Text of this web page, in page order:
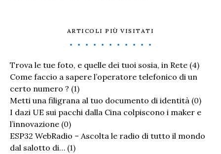
ARTICOLI PIÙ VISITATI
Trova le tue foto, e quelle dei tuoi sosia, in Rete (4)
Come faccio a sapere l’operatore telefonico di un
certo numero ? (1)
Metti una filigrana al tuo documento di identità (0)
I dazi UE sui pacchi dalla Cina colpiscono i maker e
l’innovazione (0)
ESP32 WebRadio – Ascolta le radio di tutto il mondo
dal salotto di… (1)